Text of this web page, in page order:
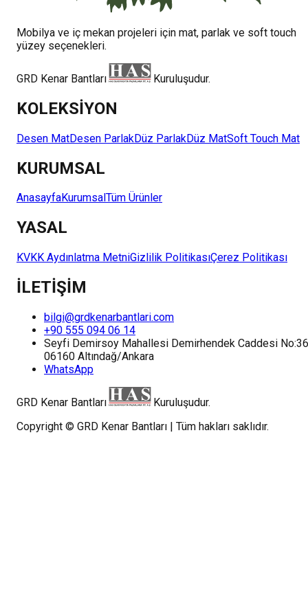
Mobilya ve iç mekan projeleri için mat, parlak ve soft touch
yüzey seçenekleri.
GRD Kenar Bantları Kuruluşudur.
KOLEKSİYON
Desen MatDesen ParlakDüz ParlakDüz MatSoft Touch Mat
KURUMSAL
AnasayfaKurumsal Tüm Ürünler
YASAL
KVKK Aydınlatma MetniGizlilik PolitikasıÇerez Politikası
İLETİŞİM
bilgi@grdkenarbantlari.com
+90 555 094 06 14
Seyfi Demirsoy Mahallesi Demirhendek Caddesi No:36
06160 Altındağ/Ankara
WhatsApp
GRD Kenar Bantları
Kuruluşudur.
Copyright © GRD Kenar Bantları | Tüm hakları saklıdır.